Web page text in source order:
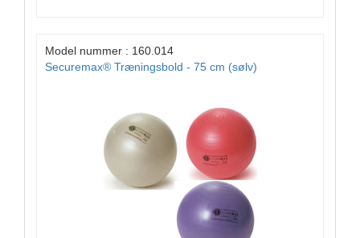
Model nummer : 160.014
Securemax® Træningsbold - 75 cm (sølv)